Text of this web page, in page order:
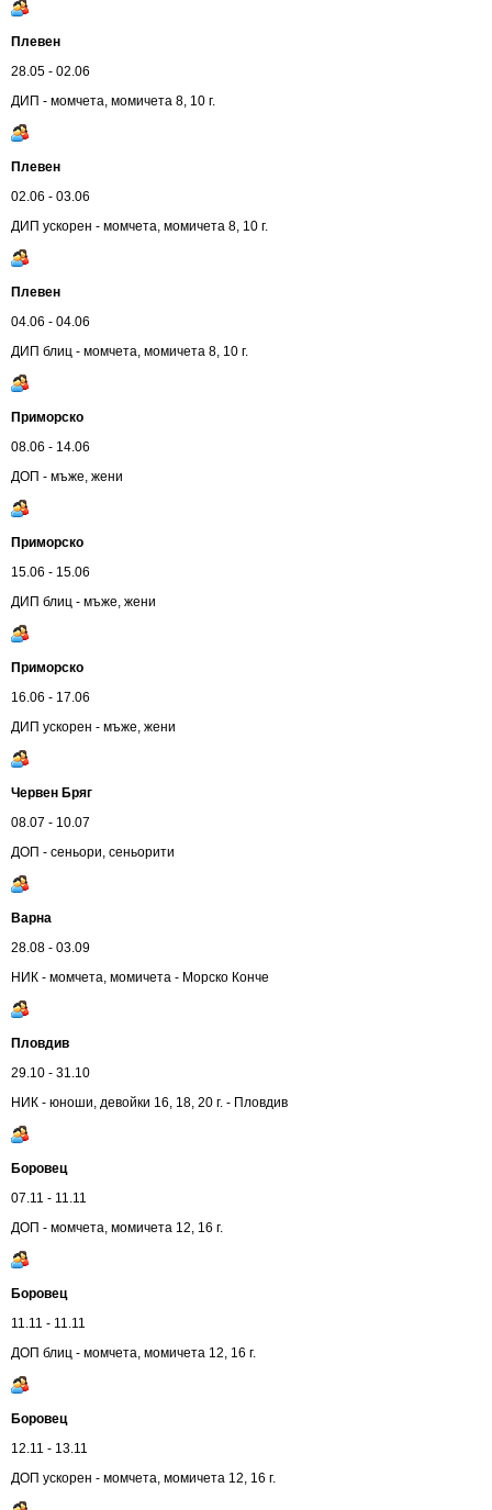
Плевен
28.05 - 02.06
ДИП - момчета, момичета 8, 10 г.
Плевен
02.06 - 03.06
ДИП ускорен - момчета, момичета 8, 10 г.
Плевен
04.06 - 04.06
ДИП блиц - момчета, момичета 8, 10 г.
Приморско
08.06 - 14.06
ДОП - мъже, жени
Приморско
15.06 - 15.06
ДИП блиц - мъже, жени
Приморско
16.06 - 17.06
ДИП ускорен - мъже, жени
Червен Бряг
08.07 - 10.07
ДОП - сеньори, сеньорити
Варна
28.08 - 03.09
НИК - момчета, момичета - Морско Конче
Пловдив
29.10 - 31.10
НИК - юноши, девойки 16, 18, 20 г. - Пловдив
Боровец
07.11 - 11.11
ДОП - момчета, момичета 12, 16 г.
Боровец
11.11 - 11.11
ДОП блиц - момчета, момичета 12, 16 г.
Боровец
12.11 - 13.11
ДОП ускорен - момчета, момичета 12, 16 г.